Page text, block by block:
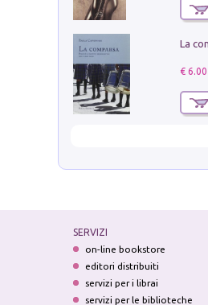
€ 6.00
SERVIZI
on-line bookstore
editori distribuiti
servizi per i librai
servizi per le biblioteche